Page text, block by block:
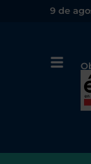
9 de